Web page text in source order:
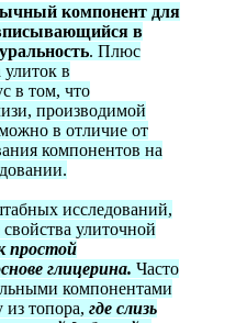
компонент для
в
. Плюс
в
в том, что
производимой
в отличие от
компонентов на
исследований,
улиточной
простой
глицерина. Часто
компонентами
из топора, где слизь